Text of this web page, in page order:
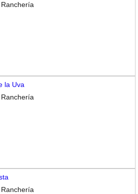
Ranchería
la Uva
Ranchería
Ranchería